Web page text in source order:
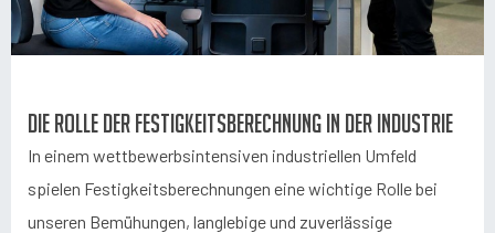
Die Rolle der Festigkeitsberechnung in der Industrie
In einem wettbewerbsintensiven industriellen Umfeld
spielen Festigkeitsberechnungen eine wichtige Rolle bei
unseren Bemühungen, langlebige und zuverlässige